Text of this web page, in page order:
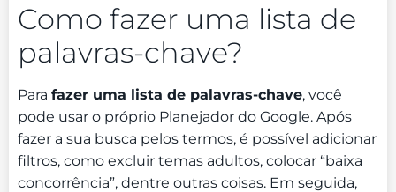
Como fazer uma lista de
palavras-chave?
Para fazer uma lista de palavras-chave, você
pode usar o próprio Planejador do Google. Após
fazer a sua busca pelos termos, é possível adicionar
filtros, como excluir temas adultos, colocar “baixa
concorrência”, dentre outras coisas. Em seguida,